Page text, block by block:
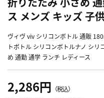
ス メンズ キッズ 子
ヴィヴ viv シリコンボトル 通販
トボトル シリコンボトルナノ シ
め 通勤 通学 ランチ レディース
2,286円 （税込）